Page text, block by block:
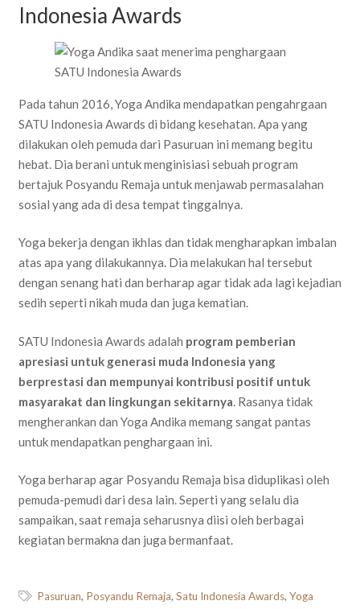
Indonesia Awards
Pada tahun 2016, Yoga Andika mendapatkan pengahrgaan
SATU Indonesia Awards di bidang kesehatan. Apa yang
dilakukan oleh pemuda dari Pasuruan ini memang begitu
hebat. Dia berani untuk menginisiasi sebuah program
bertajuk Posyandu Remaja untuk menjawab permasalahan
sosial yang ada di desa tempat tinggalnya.
Yoga bekerja dengan ikhlas dan tidak mengharapkan imbalan
atas apa yang dilakukannya. Dia melakukan hal tersebut
dengan senang hati dan berharap agar tidak ada lagi kejadian
sedih seperti nikah muda dan juga kematian.
SATU Indonesia Awards adalah program pemberian
apresiasi untuk generasi muda Indonesia yang
berprestasi dan mempunyai kontribusi positif untuk
masyarakat dan lingkungan sekitarnya. Rasanya tidak
mengherankan dan Yoga Andika memang sangat pantas
untuk mendapatkan penghargaan ini.
Yoga berharap agar Posyandu Remaja bisa diduplikasi oleh
pemuda-pemudi dari desa lain. Seperti yang selalu dia
sampaikan, saat remaja seharusnya diisi oleh berbagai
kegiatan bermakna dan juga bermanfaat.
Pasuruan, Posyandu Remaja, Satu Indonesia Awards, Yoga